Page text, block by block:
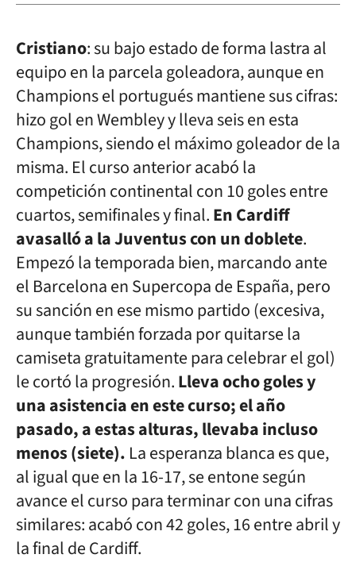
Cristiano: su bajo estado de forma lastra al
equipo en la parcela goleadora, aunque en
Champions el portugués mantiene sus cifras:
hizo gol en Wembley y lleva seis en esta
Champions, siendo el máximo goleador de la
misma. El curso anterior acabó la
competición continental con 10 goles entre
cuartos, semifinales y final.En Cardiff
avasalló a la Juventus con un doblete.
Empezó la temporada bien, marcando ante
el Barcelona en Supercopa de España, pero
su sanción en ese mismo partido (excesiva,
aunque también forzada por quitarse la
camiseta gratuitamente para celebrar el gol)
le cortó la progresión.Lleva ocho goles y
una asistencia en este curso; el año
pasado, a estas alturas, llevaba incluso
menos (siete). La esperanza blanca es que,
al igual que en la 16-17, se entone según
avance el curso para terminar con una cifras
similares: acabó con 42 goles, 16 entre abril y
la final de Cardiff.